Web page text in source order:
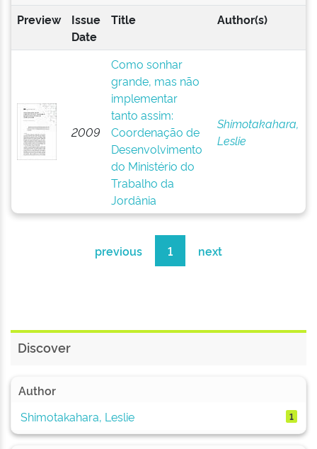
Preview
Issue
Date
Title Author(s)
2009
Como sonhar
grande, mas não
implementar
tanto assim:
Coordenação de
Desenvolvimento
do Ministério do
Trabalho da
Jordânia
Shimotakahara,
Leslie
previous 1 next
Discover
Author
Shimotakahara, Leslie
1